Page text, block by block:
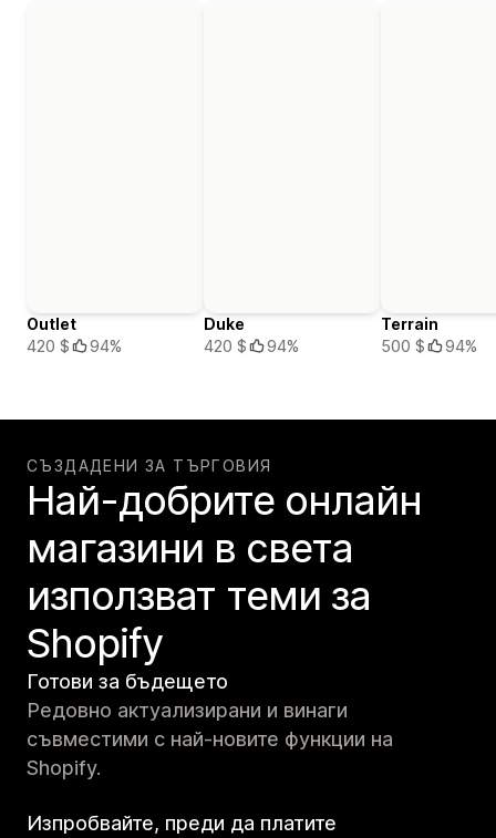
Outlet
420 $
94%
Duke
420 $
94%
Terrain
500 $
94%
СЪЗДАДЕНИ ЗА ТЪРГОВИЯ
Най-добрите онлайн
магазини в света
използват теми за
Shopify
Готови за бъдещето
Редовно актуализирани и винаги
съвместими с най-новите функции на
Shopify.
Изпробвайте, преди да платите